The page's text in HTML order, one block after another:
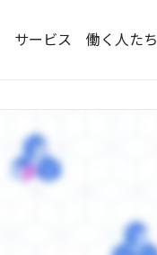
サービス 働く人たち